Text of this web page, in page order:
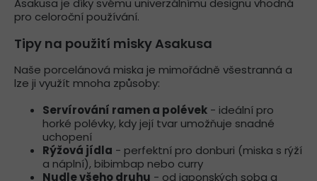
Asakusa je díky svému univerzálnímu designu vhodná
pro celoroční používání.
Tipy na použití misky Asakusa
Naše porcelánová miska je mimořádně všestranná a
lze ji využít mnoha způsoby:
Servírování ramen a polévek - ideální pro
horké polévky, kdy její tvar umožňuje snadné
uchopení
Rýžová jídla - perfektní pro donburi (miska s rýží
a náplní), bibimbap nebo curry
Nudle všeho druhu - od japonských soba a